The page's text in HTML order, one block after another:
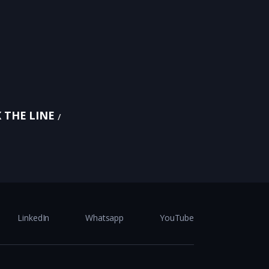
THE LINE
LinkedIn Whatsapp YouTube